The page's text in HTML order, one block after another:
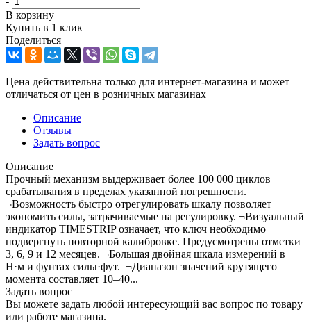
В корзину
Купить в 1 клик
Поделиться
Цена действительна только для интернет-магазина и может
отличаться от цен в розничных магазинах
Описание
Отзывы
Задать вопрос
Описание
Прочный механизм выдерживает более 100 000 циклов
срабатывания в пределах указанной погрешности.
¬Возможность быстро отрегулировать шкалу позволяет
экономить силы, затрачиваемые на регулировку. ¬Визуальный
индикатор TIMESTRIP означает, что ключ необходимо
подвергнуть повторной калибровке. Предусмотрены отметки
3, 6, 9 и 12 месяцев. ¬Большая двойная шкала измерений в
Н·м и фунтах силы·фут. ¬Диапазон значений крутящего
момента составляет 10–40...
Задать вопрос
Вы можете задать любой интересующий вас вопрос по товару
или работе магазина.